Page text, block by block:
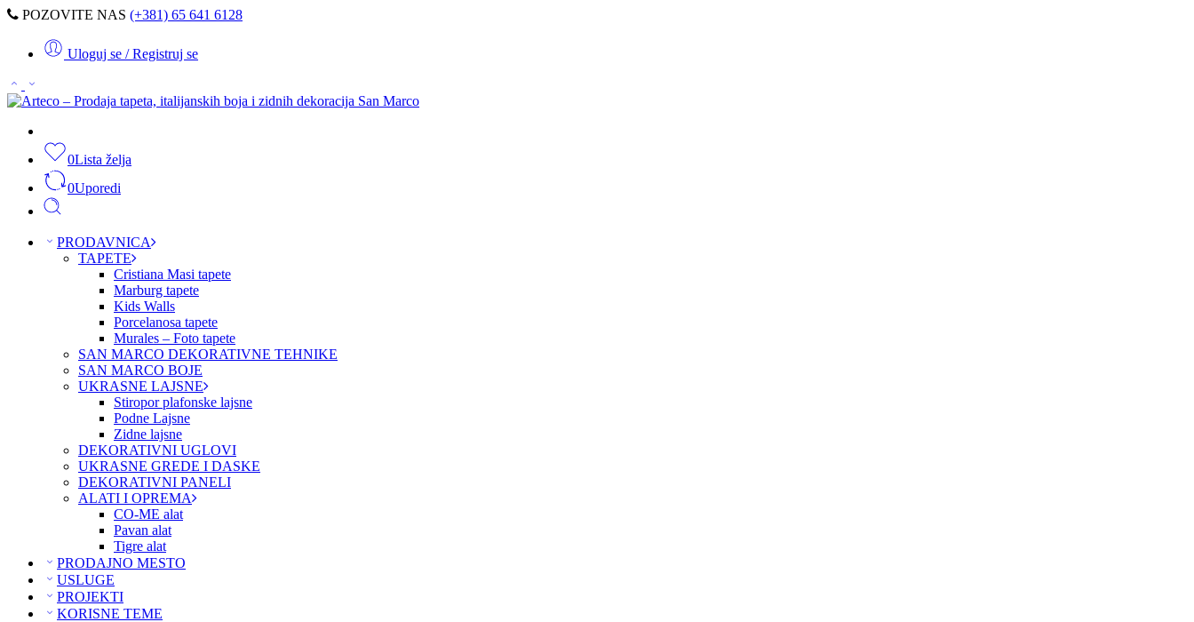
POZOVITE NAS (+381) 65 641 6128
Uloguj se / Registruj se
0Lista želja
0Uporedi
PRODAVNICA
TAPETE
Cristiana Masi tapete
Marburg tapete
Kids Walls
Porcelanosa tapete
Murales – Foto tapete
SAN MARCO DEKORATIVNE TEHNIKE
SAN MARCO BOJE
UKRASNE LAJSNE
Stiropor plafonske lajsne
Podne Lajsne
Zidne lajsne
DEKORATIVNI UGLOVI
UKRASNE GREDE I DASKE
DEKORATIVNI PANELI
ALATI I OPREMA
CO-ME alat
Pavan alat
Tigre alat
PRODAJNO MESTO
USLUGE
PROJEKTI
KORISNE TEME